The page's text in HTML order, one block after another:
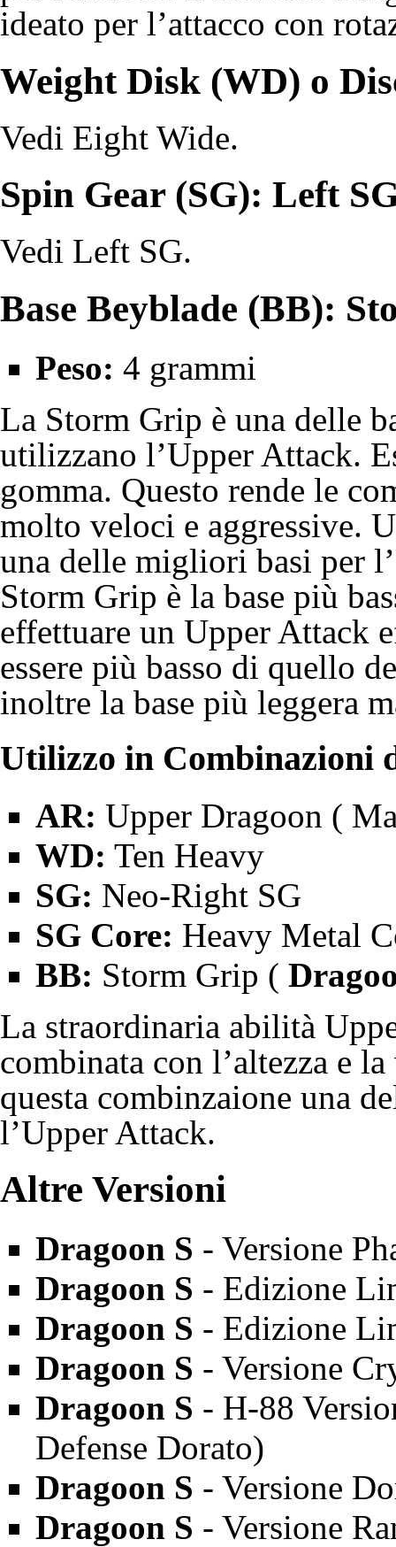
ideato per l’attacco con
Weight Disk (WD) o
Vedi Eight Wide.
Spin Gear (SG): Left
Vedi Left SG.
Base Beyblade (BB):
Peso: 4 grammi
La Storm Grip è una delle
utilizzano l’Upper Attack.
gomma. Questo rende le
molto veloci e aggressive.
una delle migliori basi per
Storm Grip è la base più
effettuare un Upper Attack
essere più basso di quello
inoltre la base più leggera
Utilizzo in Combinazioni
AR: Upper Dragoon (
WD: Ten Heavy
SG: Neo-Right SG
SG Core: Heavy Metal
BB: Storm Grip (
La straordinaria abilità
combinata con l’altezza e
questa combinzaione una
l’Upper Attack.
Altre Versioni
Dragoon S - Versione
Dragoon S - Edizione
Dragoon S - Edizione
Dragoon S - Versione
Dragoon S - H-88
Defense Dorato)
Dragoon S - Versione
Dragoon S - Versione